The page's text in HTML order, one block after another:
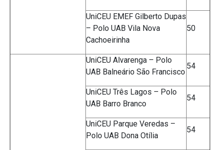
UniCEU EMEF Gilberto Dupas
– Polo UAB Vila Nova
Cachoeirinha
50
UniCEU Alvarenga – Polo
UAB Balneário São Francisco
54
UniCEU Três Lagos – Polo
UAB Barro Branco
54
UniCEU Parque Veredas –
Polo UAB Dona Otília
54